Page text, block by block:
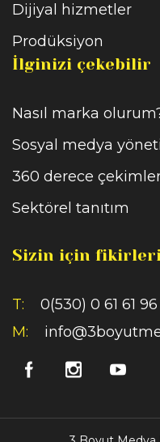
Dijiyal hizmetler
Prodüksiyon
İlginizi çekebilir
Nasıl marka
Sosyal medya
360 derece
Sektörel tanıtım
Sizin için
T: 0(530) 0 61 61 96
M: